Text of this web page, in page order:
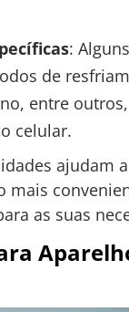
:
de
entre
celular.
ajudam
mais
as suas